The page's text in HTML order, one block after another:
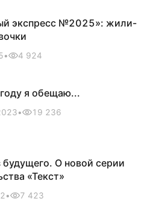
экспресс №2025»: жили-
• 4 924
я обещаю...
• 19 236
будущего. О новой серии
«Текст»
• 7 423